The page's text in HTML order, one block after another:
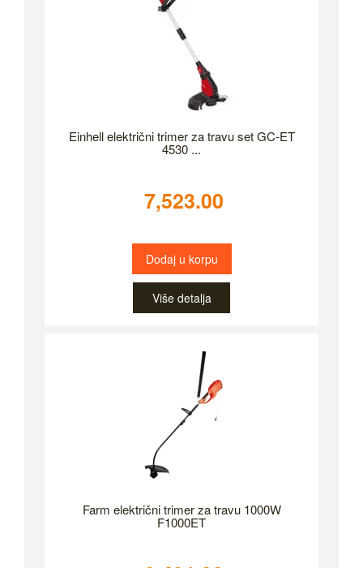
Einhell električni trimer za travu set GC-ET
4530 ...
7,523.00
Dodaj u korpu
Više detalja
Farm električni trimer za travu 1000W
F1000ET